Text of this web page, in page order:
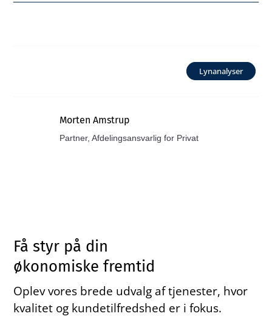
Lynanalyser
Morten Amstrup
Partner, Afdelingsansvarlig for Privat
Få styr på din
økonomiske fremtid
Oplev vores brede udvalg af tjenester, hvor
kvalitet og kundetilfredshed er i fokus.